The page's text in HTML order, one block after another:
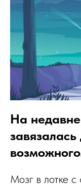
На
Мозг в лотке